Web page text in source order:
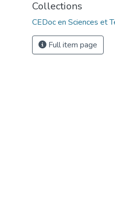
Collections
CEDoc en Sciences et
Full item page